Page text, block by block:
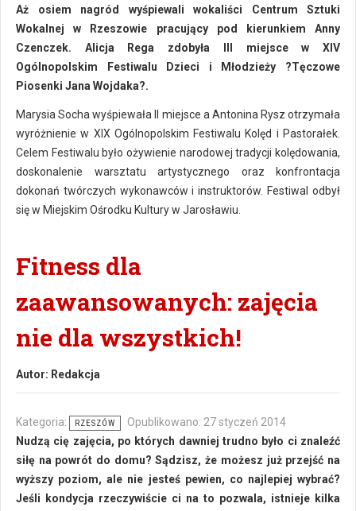
Aż osiem nagród wyśpiewali wokaliści Centrum Sztuki
Wokalnej w Rzeszowie pracujący pod kierunkiem Anny
Czenczek. Alicja Rega zdobyła III miejsce w XIV
Ogólnopolskim Festiwalu Dzieci i Młodzieży ?Tęczowe
Piosenki Jana Wojdaka?.
Marysia Socha wyśpiewała II miejsce a Antonina Rysz otrzymała
wyróżnienie w XIX Ogólnopolskim Festiwalu Kolęd i Pastorałek.
Celem Festiwalu było ożywienie narodowej tradycji kolędowania,
doskonalenie warsztatu artystycznego oraz konfrontacja
dokonań twórczych wykonawców i instruktorów. Festiwal odbył
się w Miejskim Ośrodku Kultury w Jarosławiu.
Fitness dla
zaawansowanych: zajęcia
nie dla wszystkich!
Autor: Redakcja
Kategoria: RZESZÓW
Opublikowano: 27 styczeń 2014
Nudzą cię zajęcia, po których dawniej trudno było ci znaleźć
siłę na powrót do domu? Sądzisz, że możesz już przejść na
wyższy poziom, ale nie jesteś pewien, co najlepiej wybrać?
Jeśli kondycja rzeczywiście ci na to pozwala, istnieje kilka